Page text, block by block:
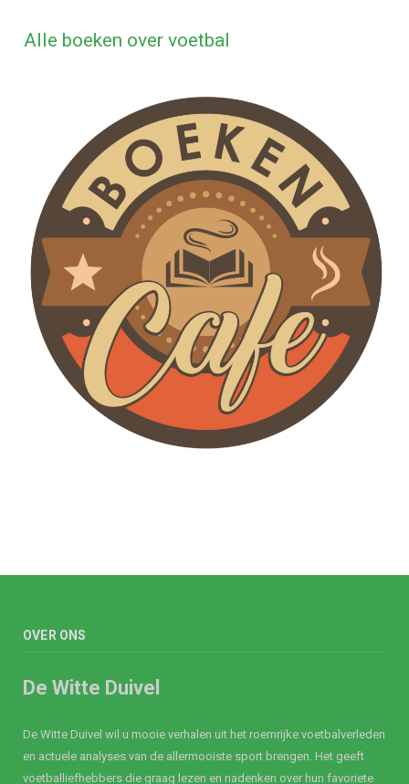
Alle boeken over voetbal
OVER ONS
De Witte Duivel
De Witte Duivel wil u mooie verhalen uit het roemrijke voetbalverleden
en actuele analyses van de allermooiste sport brengen. Het geeft
voetballiefhebbers die graag lezen en nadenken over hun favoriete